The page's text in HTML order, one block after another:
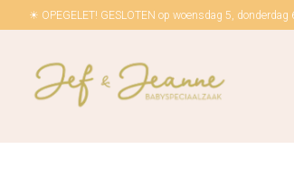
☀ OPEGELET! GESLOTEN op woensdag 5,